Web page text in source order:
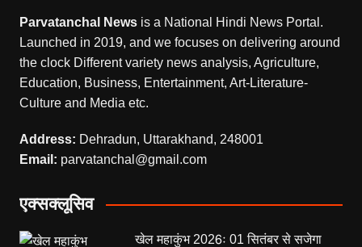
Parvatanchal Newsis a National Hindi News Portal.
Launched in 2019, and we focuses on delivering around
the clock Different variety news analysis, Agriculture,
Education, Business, Entertainment, Art-Literature-
Culture and Media etc.
Address: Dehradun, Uttarakhand, 248001
Email: parvatanchal@gmail.com
एक्सक्लूसिव
खेल महाकुंभ 2026ः 01 सितंबर से सजेगा